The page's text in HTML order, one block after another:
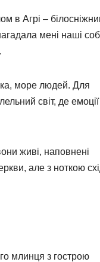
в Агрі –
мені наші
море людей. Для
світ, де емоції
живі, наповнені
але з ноткою
млинця з гострою